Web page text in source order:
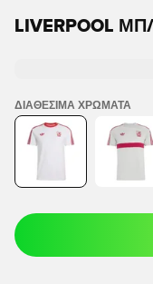
LIVERPOOL
ΔΙΑΘΈΣΙΜΑ ΧΡΏΜΑΤΑ